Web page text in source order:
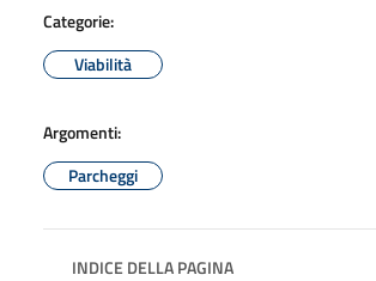
Categorie:
Viabilità
Argomenti:
Parcheggi
INDICE DELLA PAGINA